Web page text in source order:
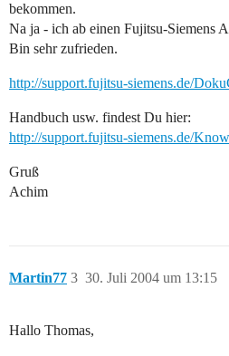
bekommen.
Na ja - ich ab einen Fujitsu-Siemens
Bin sehr zufrieden.
http://support.fujitsu-siemens.de/
Handbuch usw. findest Du hier:
http://support.fujitsu-siemens.de/
Gruß
Achim
Martin77 30. Juli 2004 um 13:15
3
Hallo Thomas,